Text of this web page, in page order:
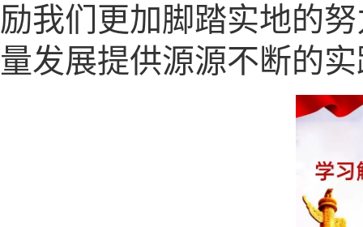
励我们更加脚踏实地的
量发展提供源源不断的